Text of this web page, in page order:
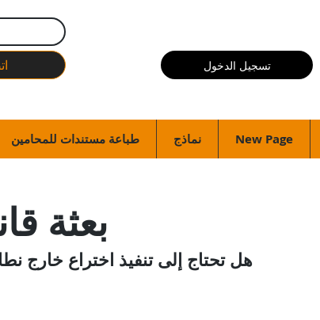
تسجيل الدخول
New Page نماذج طباعة مستندات للمحامين
بعثة
هل تحتاج إلى تنفيذ اختراع